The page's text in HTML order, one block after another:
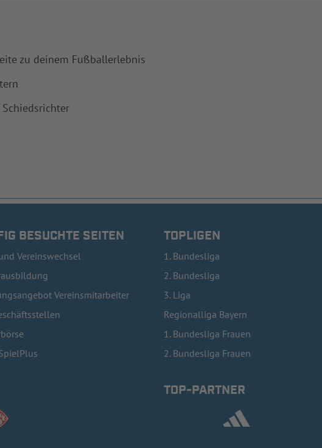
zu deinem Fußballerlebnis
BESUCHTE SEITEN
Vereinswechsel
Vereinsmitarbeiter
TOPLIGEN
1. Bundesliga
2. Bundesliga
3. Liga
Regionalliga Bayern
1. Bundesliga Frauen
2. Bundesliga Frauen
TOP-PARTNER